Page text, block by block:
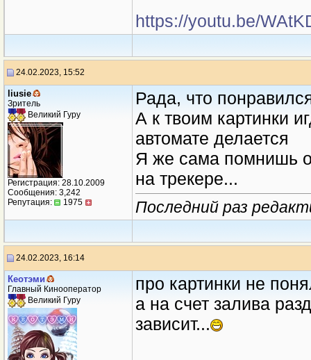
https://youtu.be/
24.02.2023, 15:52
liusie
Зритель
Великий Гуру
Регистрация: 28.10.2009
Сообщения: 3,242
Репутация:
1975
Рада, что
А к твоим картинки
автомате делается
Я же сама помнишь
на трекере...
Последний раз
24.02.2023, 16:14
Кеотэми
Главный Кинооператор
Великий Гуру
про картинки не
а на счет залива
зависит...